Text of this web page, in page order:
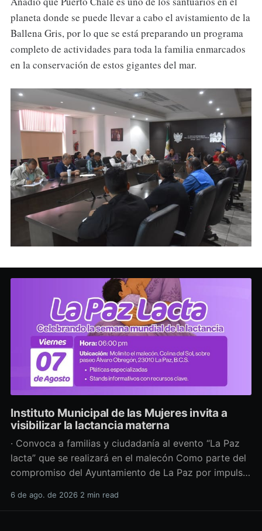
planeta donde se puede llevar a cabo el avistamiento de la
Ballena Gris, por lo que se está preparando un programa
completo de actividades para toda la familia enmarcados
en la conservación de estos gigantes del mar.
Instituto Municipal de las Mujeres invita a
visibilizar la lactancia materna
· Convoca a familias y ciudadanía al evento “La Paz
lacta” que se realizará en el malecón Como parte del
compromiso del Ayuntamiento de La Paz por impulsar
salud y los derechos de las mujeres, así como generar
6 de ago. de 2026 2 min read